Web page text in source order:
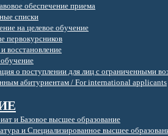
обеспечение приема
списки
на целевое обучение
первокурсников
восстановление
о поступлении для лиц с ограниченными
абитуриентам / For international applicants
и Базовое высшее образование
и Специализированное высшее